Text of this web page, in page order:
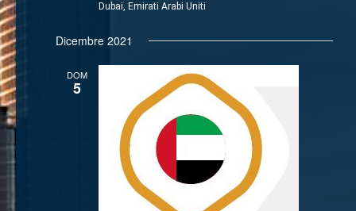
Dubai, Emirati Arabi Uniti
Dicembre 2021
DOM
5